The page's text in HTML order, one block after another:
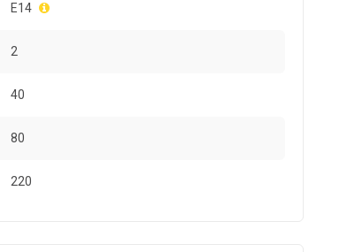
E14
2
40
80
220